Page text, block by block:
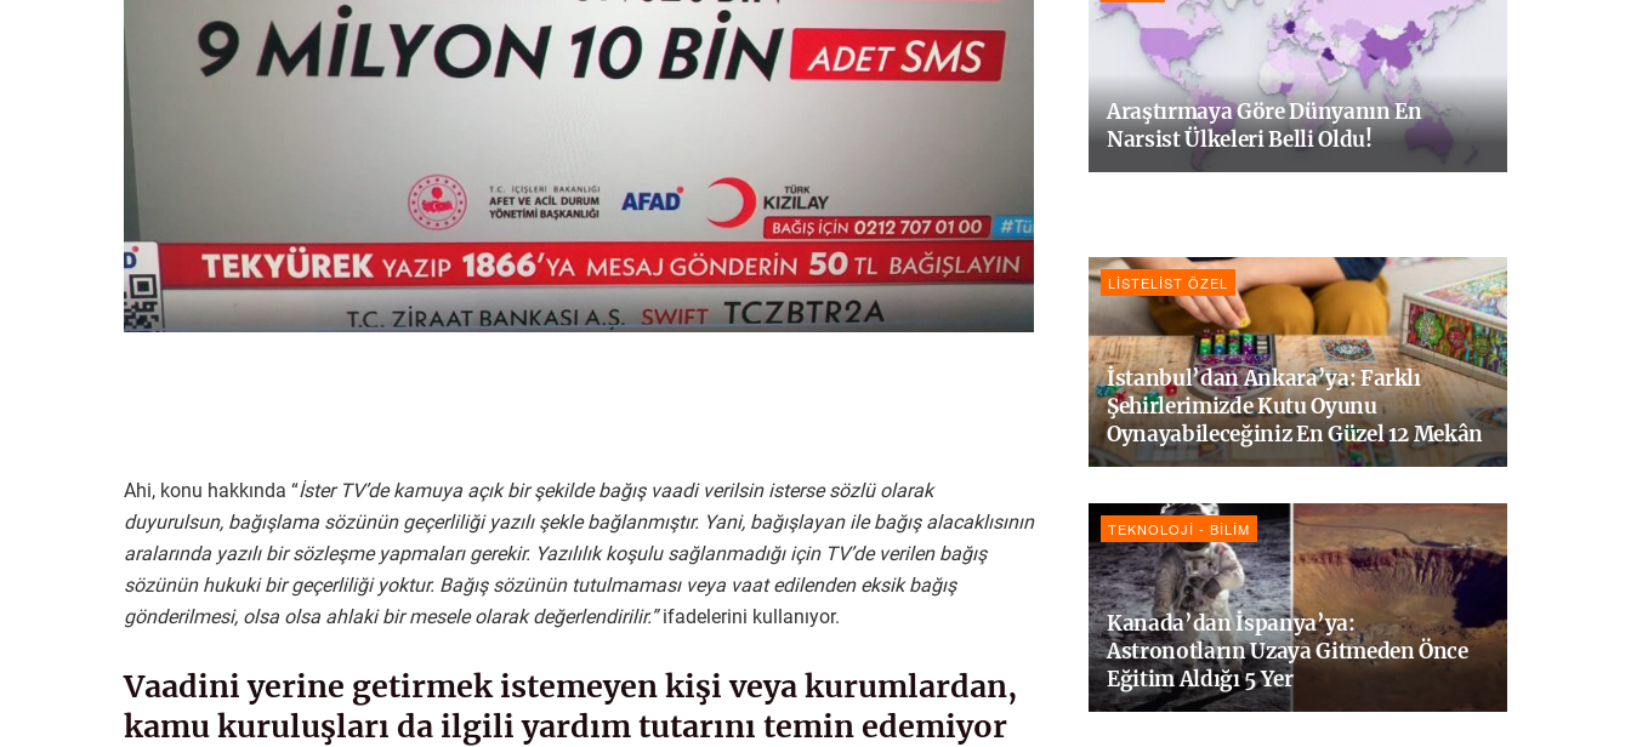
Ahi, konu hakkında “İster TV’de kamuya açık bir şekilde bağış vaadi verilsin isterse sözlü olarak
duyurulsun, bağışlama sözünün geçerliliği yazılı şekle bağlanmıştır. Yani, bağışlayan ile bağış alacaklısının
aralarında yazılı bir sözleşme yapmaları gerekir. Yazılılık koşulu sağlanmadığı için TV’de verilen bağış
sözünün hukuki bir geçerliliği yoktur. Bağış sözünün tutulmaması veya vaat edilenden eksik bağış
gönderilmesi, olsa olsa ahlaki bir mesele olarak değerlendirilir.”ifadelerini kullanıyor.
Vaadini yerine getirmek istemeyen kişi veya kurumlardan,
kamu kuruluşları da ilgili yardım tutarını temin edemiyor
Araştırmaya Göre Dünyanın En
Narsist Ülkeleri Belli Oldu!
LISTELIST ÖZEL
İstanbul’dan Ankara’ya: Farklı
Şehirlerimizde Kutu Oyunu
Oynayabileceğiniz En Güzel 12 Mekân
TEKNOLOJI - BILIM
Kanada’dan İspanya’ya:
Astronotların Uzaya Gitmeden Önce
Eğitim Aldığı 5 Yer